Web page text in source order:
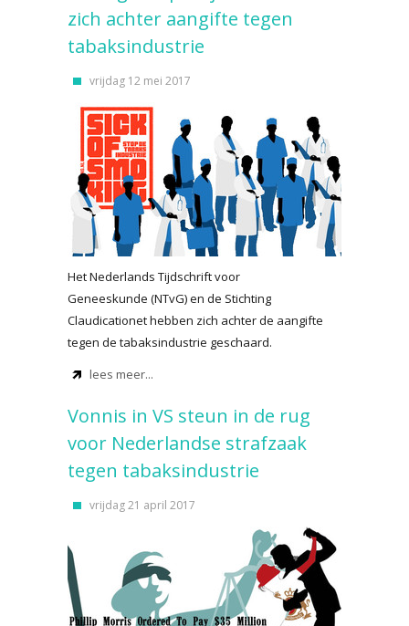
zich achter aangifte tegen
tabaksindustrie
vrijdag 12 mei 2017
Het Nederlands Tijdschrift voor
Geneeskunde (NTvG) en de Stichting
Claudicationet hebben zich achter de aangifte
tegen de tabaksindustrie geschaard.
lees meer...
Vonnis in VS steun in de rug
voor Nederlandse strafzaak
tegen tabaksindustrie
vrijdag 21 april 2017